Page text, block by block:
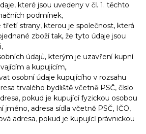
které jsou uvedeny v čl. 1. těchto
podmínek,
třetí strany, kterou je společnost, která
zboží tak, že tyto údaje jsou
údajů, kterým je uzavření kupní
a kupujícím,
osobní údaje kupujícího v rozsahu
trvalého bydliště včetně PSČ, číslo
pokud je kupující fyzickou osobou
jméno, adresa sídla včetně PSČ, IČO,
adresa, pokud je kupující právnickou